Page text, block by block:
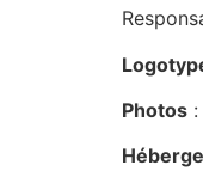
Photos